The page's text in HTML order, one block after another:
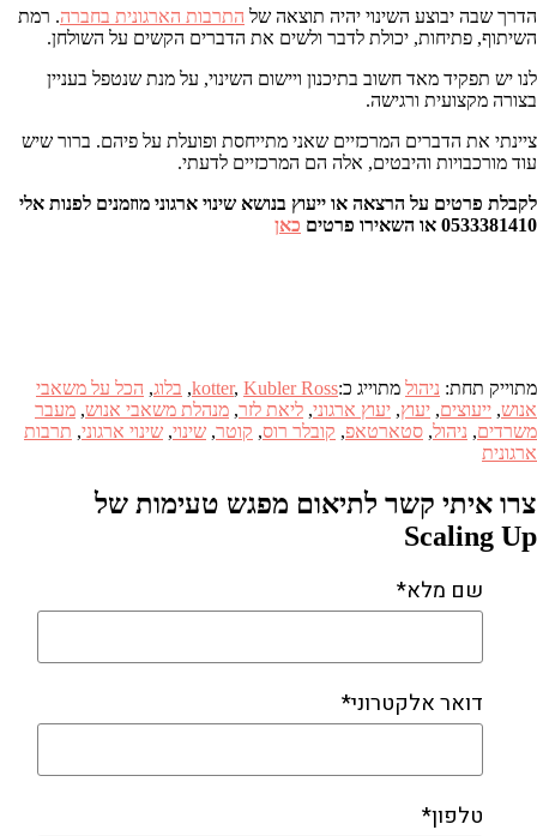
הדרך שבה יבוצע השינוי יהיה תוצאה של התרבות הארגונית בחברה. רמת
השיתוף, פתיחות, יכולת לדבר ולשים את הדברים הקשים על השולחן.
לנו יש תפקיד מאד חשוב בתיכנון ויישום השינוי, על מנת שנטפל בעניין
בצורה מקצועית ורגישה.
ציינתי את הדברים המרכזיים שאני מתייחסת ופועלת על פיהם. ברור שיש
עוד מורכבויות והיבטים, אלה הם המרכזיים לדעתי.
לקבלת פרטים על הרצאה או ייעוץ בנושא שינוי ארגוני מוזמנים לפנות אלי
0533381410 או השאירו פרטים
כאן
מתוייק תחת: ניהול מתוייג כ: kotter, Kubler Ross
, בלוג, הכל על משאבי
אנוש, ייעוצים, יעוץ, יעוץ ארגוני, ליאת לזר, מנהלת משאבי אנוש, מעבר
משרדים, ניהול, סטארטאפ, קובלר רוס, קוטר, שינוי, שינוי ארגוני, תרבות
ארגונית
צרו איתי קשר לתיאום מפגש טעימות של
Scaling Up
שם מלא*
דואר אלקטרוני*
טלפון*